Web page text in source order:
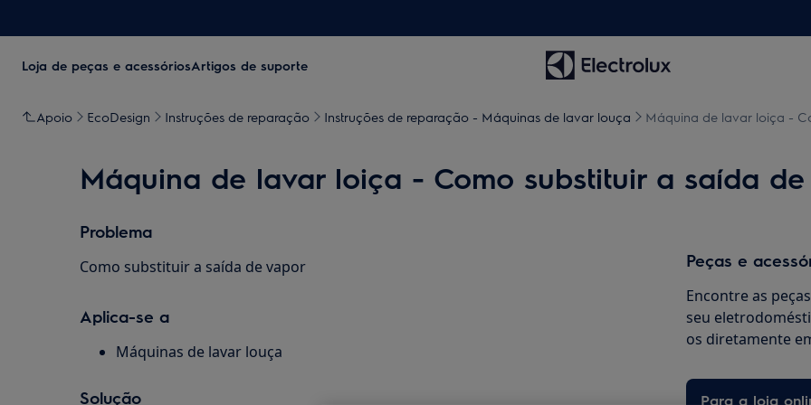
Loja de peças e acessóriosArtigos de suporte
Apoio EcoDesign Instruções de reparação Instruções de reparação - Máquinas de lavar louça Máquina de lavar loiça -
Máquina de lavar loiça - Como substituir a saída
Problema
Como substituir a saída de vapor
Aplica-se a
Máquinas de lavar louça
Solução
Peças e
Encontre as
seu
os diretamente
Para a loja